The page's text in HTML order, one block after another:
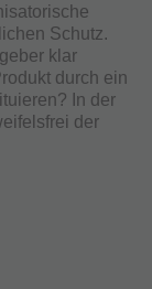
Schutz.
klar
durch ein
In der
der